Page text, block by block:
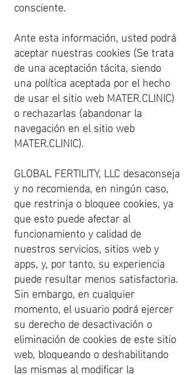
consciente.
Ante esta información, usted podrá
aceptar nuestras cookies (Se trata
de una aceptación tácita, siendo
una política aceptada por el hecho
de usar el sitio web MATER.CLINIC)
o rechazarlas (abandonar la
navegación en el sitio web
MATER.CLINIC).
GLOBAL FERTILITY, LLC desaconseja
y no recomienda, en ningún caso,
que restrinja o bloquee cookies, ya
que esto puede afectar al
funcionamiento y calidad de
nuestros servicios, sitios web y
apps, y, por tanto, su experiencia
puede resultar menos satisfactoria.
Sin embargo, en cualquier
momento, el usuario podrá ejercer
su derecho de desactivación o
eliminación de cookies de este sitio
web, bloqueando o deshabilitando
las mismas al modificar la